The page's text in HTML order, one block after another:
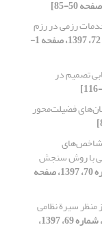
رزمی در رزم
[دوره 18، شماره 72، 1397، صفحه 1-
تصمیم در
فضیلت‌محور
شاخص‌های
با روش سنجش
[دوره 18، شماره 70، 1397، صفحه
سیرة نظامی
[دوره 18، شماره 69، 1397،